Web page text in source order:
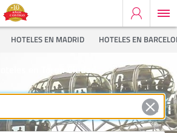
HOTELES EN MADRID HOTELES EN
Hoteles en Torun Ciudad